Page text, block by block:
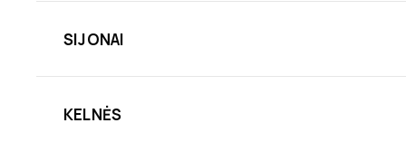
SIJONAI
KELNĖS